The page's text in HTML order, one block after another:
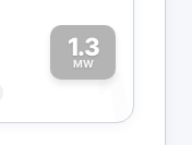
1.3
MW1